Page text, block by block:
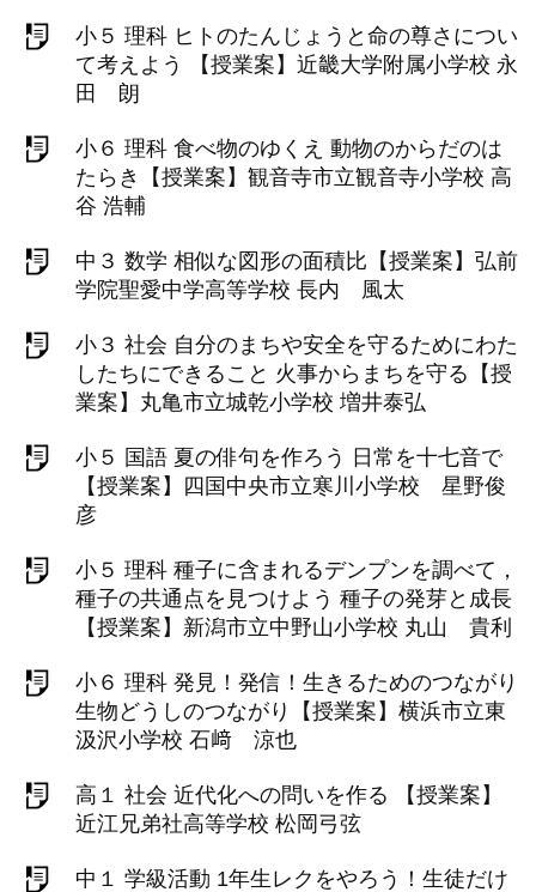
小５ 理科 ヒトのたんじょうと命の尊さについ
て考えよう 【授業案】近畿大学附属小学校 永
田 朗
小６ 理科 食べ物のゆくえ 動物のからだのは
たらき【授業案】観音寺市立観音寺小学校 高
谷 浩輔
中３ 数学 相似な図形の面積比【授業案】弘前
学院聖愛中学高等学校 長内 風太
小３ 社会 自分のまちや安全を守るためにわた
したちにできること 火事からまちを守る【授
業案】丸亀市立城乾小学校 増井泰弘
小５ 国語 夏の俳句を作ろう 日常を十七音で
【授業案】四国中央市立寒川小学校 星野俊
彦
小５ 理科 種子に含まれるデンプンを調べて，
種子の共通点を見つけよう 種子の発芽と成長
【授業案】新潟市立中野山小学校 丸山 貴利
小６ 理科 発見！発信！生きるためのつながり
生物どうしのつながり【授業案】横浜市立東
汲沢小学校 石﨑 涼也
高１ 社会 近代化への問いを作る 【授業案】
近江兄弟社高等学校 松岡弓弦
中１ 学級活動 1年生レクをやろう！生徒だけ